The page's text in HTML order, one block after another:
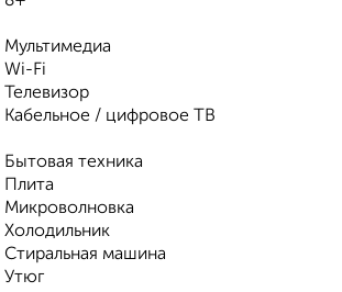
Мультимедиа
Wi-Fi
Телевизор
Кабельное / цифровое ТВ
Бытовая техника
Плита
Микроволновка
Холодильник
Стиральная машина
Утюг